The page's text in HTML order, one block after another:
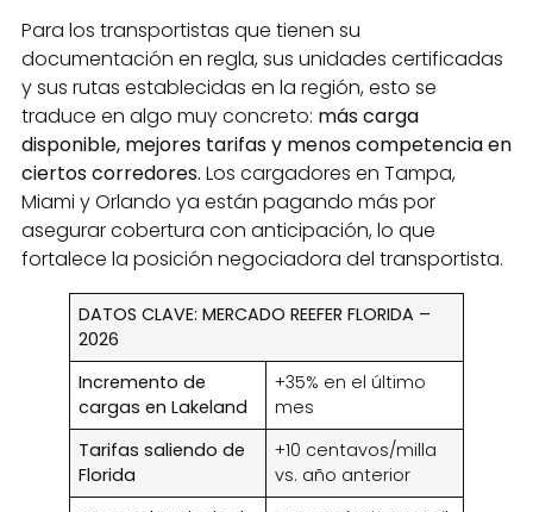
Para los transportistas que tienen su
documentación en regla, sus unidades certificadas
y sus rutas establecidas en la región, esto se
traduce en algo muy concreto: más carga
disponible, mejores tarifas y menos competencia en
ciertos corredores. Los cargadores en Tampa,
Miami y Orlando ya están pagando más por
asegurar cobertura con anticipación, lo que
fortalece la posición negociadora del transportista.
DATOS CLAVE: MERCADO REEFER FLORIDA –
2026
Incremento de
cargas en Lakeland
+35% en el último
mes
Tarifas saliendo de
Florida
+10 centavos/milla
vs. año anterior